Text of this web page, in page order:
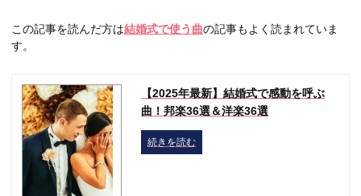
この記事を読んだ方は結婚式で使う曲の記事もよく読まれていま
す。
【2025年最新】結婚式で感動を呼ぶ
曲！邦楽36選＆洋楽36選
続きを読む